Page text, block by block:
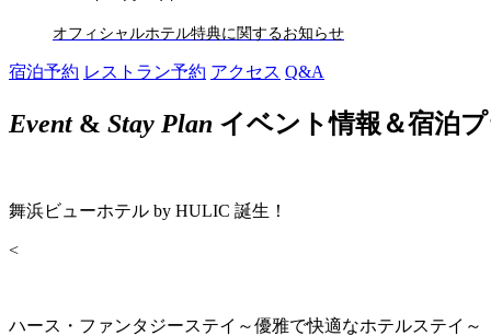
オフィシャルホテル特典に関するお知らせ
宿泊予約 レストラン予約 アクセス Q&A
Event& Stay Plan イベント情報＆宿泊
舞浜ビューホテル by HULIC 誕生！
<
ハース・ファンタジーステイ～優雅で快適なホテルステイ～